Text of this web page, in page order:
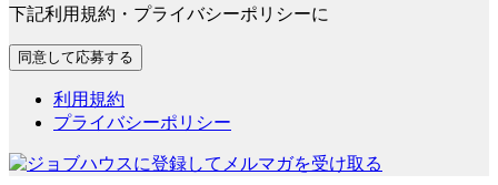
下記利用規約・プライバシーポリシーに
利用規約
プライバシーポリシー